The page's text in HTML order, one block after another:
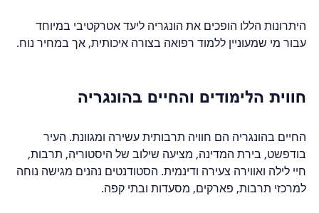
היתרונות הללו הופכים את הונגריה ליעד אטרקטיבי במיוחד
עבור מי שמעוניין ללמוד רפואה בצורה איכותית, אך במחיר נוח.
חווית הלימודים והחיים בהונגריה
החיים בהונגריה הם חוויה תרבותית עשירה ומגוונת. העיר
בודפשט, בירת המדינה, מציעה שילוב של היסטוריה, תרבות,
חיי לילה ואווירה צעירה ודינמית. הסטודנטים נהנים מגישה נוחה
למרכזי תרבות, פארקים, מסעדות ובתי קפה.